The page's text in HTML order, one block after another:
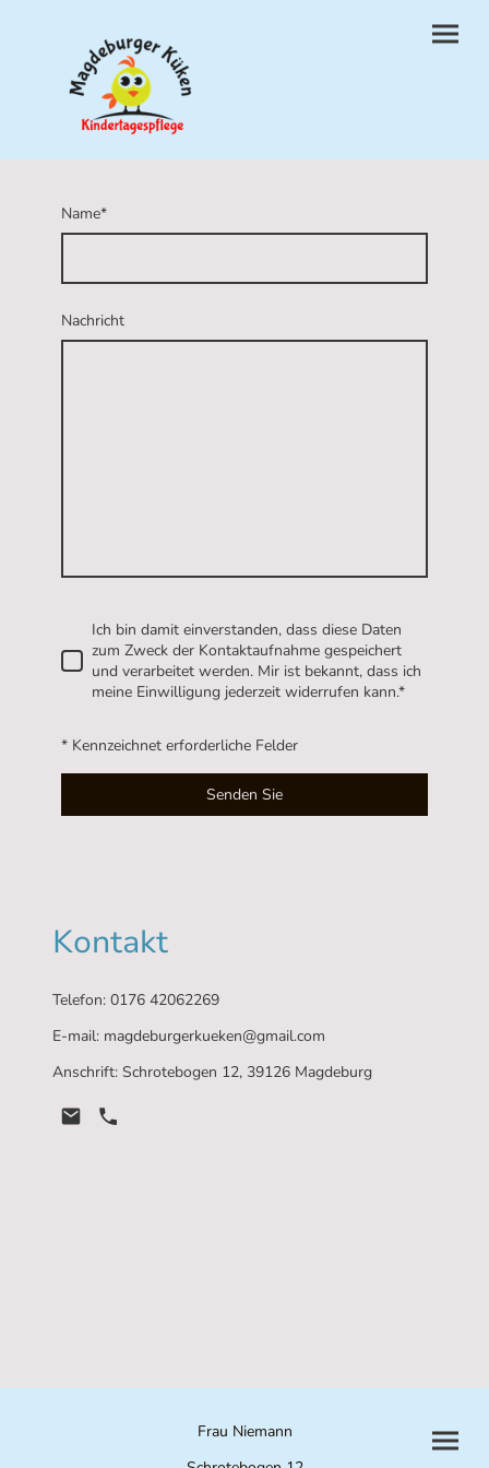
Name*
Nachricht
Ich bin damit einverstanden, dass diese Daten
zum Zweck der Kontaktaufnahme gespeichert
und verarbeitet werden. Mir ist bekannt, dass ich
meine Einwilligung jederzeit widerrufen kann.*
* Kennzeichnet erforderliche Felder
Senden Sie
Kontakt
Telefon: 0176 42062269
E-mail: magdeburgerkueken@gmail.com
Anschrift: Schrotebogen 12, 39126 Magdeburg
Frau Niemann